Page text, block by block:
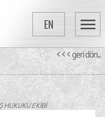
EN
<<< geri dön...
HUKUKU EKİBİ